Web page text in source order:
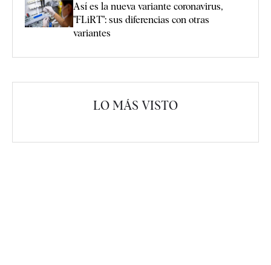
Así es la nueva variante coronavirus,
"FLiRT": sus diferencias con otras
variantes
LO MÁS VISTO